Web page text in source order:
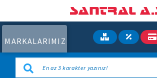
MARKALARIMIZ